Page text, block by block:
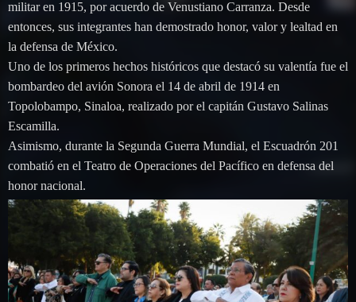
militar en 1915, por acuerdo de Venustiano Carranza. Desde
entonces, sus integrantes han demostrado honor, valor y lealtad en
la defensa de México.
Uno de los primeros hechos históricos que destacó su valentía fue el
bombardeo del avión Sonora el 14 de abril de 1914 en
Topolobampo, Sinaloa, realizado por el capitán Gustavo Salinas
Escamilla.
Asimismo, durante la Segunda Guerra Mundial, el Escuadrón 201
combatió en el Teatro de Operaciones del Pacífico en defensa del
honor nacional.